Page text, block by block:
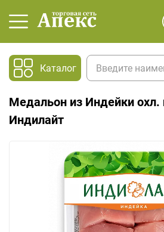
Каталог
Медальон из Индейки охл.
Индилайт